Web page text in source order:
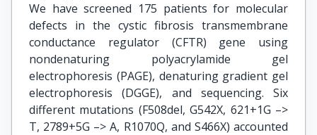
We have screened 175 patients for molecular
defects in the cystic fibrosis transmembrane
conductance regulator (CFTR) gene using
nondenaturing polyacrylamide gel
electrophoresis (PAGE), denaturing gradient gel
electrophoresis (DGGE), and sequencing. Six
different mutations (F508del, G542X, 621+1G –>
T, 2789+5G –> A, R1070Q, and S466X) accounted